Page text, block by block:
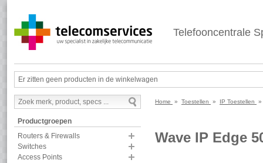
Telefooncentrale
Er zitten geen producten in de winkelwagen
Productgroepen
Routers & Firewalls
Switches
Access Points
Home » Toestellen » IP Toestellen »
Wave IP Edge